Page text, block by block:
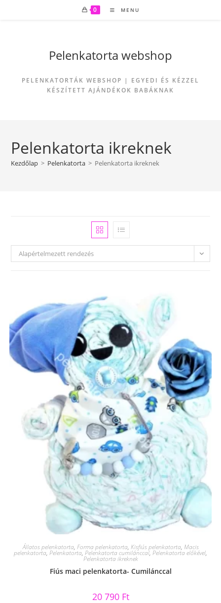
0 MENU
Pelenkatorta webshop
PELENKATORTÁK WEBSHOP | EGYEDI ÉS KÉZZEL
KÉSZÍTETT AJÁNDÉKOK BABÁKNAK
Pelenkatorta ikreknek
Kezdőlap > Pelenkatorta > Pelenkatorta ikreknek
Alapértelmezett rendezés
Állatos pelenkatorta, Forma pelenkatorta, Kisfiús pelenkatorta, Macis
pelenkatorta, Pelenkatorta, Pelenkatorta cumilánccal, Pelenkatorta előkével,
Pelenkatorta ikreknek
Fiús maci pelenkatorta- Cumilánccal
20 790 Ft